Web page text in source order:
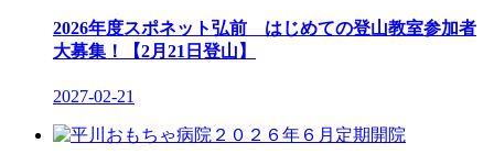
2026年度スポネット弘前 はじめての登山教室参加者
大募集！【2月21日登山】
2027-02-21